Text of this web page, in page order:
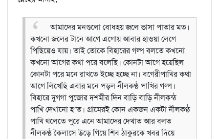
আমাদের মনগুলো বোধহয় জলে ভাসা পাতার মত।
কখনো জলের টানে আগে এগোয় আবার হাওয়া লেগে
পিছিয়েও যায়। তাই তোকে বিহারের গল্প বলতে কখনো
কখনো আগের কথা পরে বলেছি। কোনটা আগে হয়েছিল
কোনটা পরে মনে রাখতে ইচ্ছে হচ্ছে না। বগেরীপাখির কথা
আগে লিখেছি এবার মনে পড়ল নীলকণ্ঠ পাখির গল্প।
বিহারে দুগগা পুজোর দশমীর দিন বাড়ি বাড়ি নীলকন্ঠ
পাখি দেখানো হ’ত। গ্রামেরই কোন একজন একটা নীলকণ্ঠ
পাখি থলেতে পুরে এনে আমাদের দেখাত আর বলত
নীলকণ্ঠ কৈলাসে উড়ে গিয়ে শিব ঠাকুরকে খবর দিয়ে